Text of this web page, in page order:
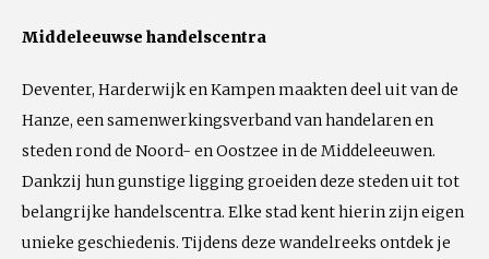
Middeleeuwse handelscentra
Deventer, Harderwijk en Kampen maakten deel uit van de
Hanze, een samenwerkingsverband van handelaren en
steden rond de Noord- en Oostzee in de Middeleeuwen.
Dankzij hun gunstige ligging groeiden deze steden uit tot
belangrijke handelscentra. Elke stad kent hierin zijn eigen
unieke geschiedenis. Tijdens deze wandelreeks ontdek je